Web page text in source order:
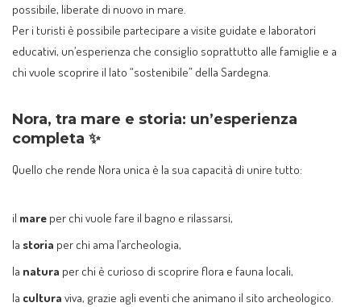
possibile, liberate di nuovo in mare.
Per i turisti è possibile partecipare a visite guidate e laboratori
educativi, un’esperienza che consiglio soprattutto alle famiglie e a
chi vuole scoprire il lato “sostenibile” della Sardegna.
Nora, tra mare e storia: un’esperienza
completa ✨
Quello che rende Nora unica è la sua capacità di unire tutto:
il mare per chi vuole fare il bagno e rilassarsi,
la storia per chi ama l’archeologia,
la natura per chi è curioso di scoprire flora e fauna locali,
la cultura viva, grazie agli eventi che animano il sito archeologico.